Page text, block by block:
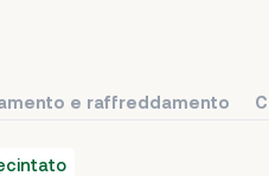
e raffreddamento